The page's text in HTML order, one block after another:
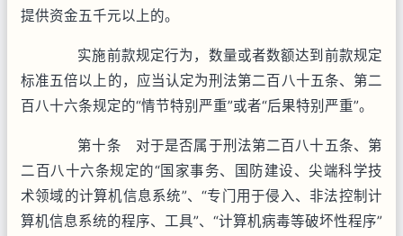
提供资金五千元以上的。
实施前款规定行为，数量或者数额达到前款规定
标准五倍以上的，应当认定为刑法第二百八十五条、第二
百八十六条规定的“情节特别严重”或者“后果特别严重”。
第十条 对于是否属于刑法第二百八十五条、第
二百八十六条规定的“国家事务、国防建设、尖端科学技
术领域的计算机信息系统”、“专门用于侵入、非法控制计
算机信息系统的程序、工具”、“计算机病毒等破坏性程序”